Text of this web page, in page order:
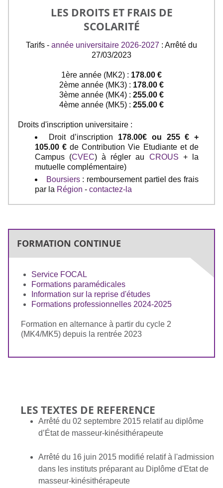
LES DROITS ET FRAIS DE
SCOLARITÉ
Tarifs - année universitaire 2026-2027 : Arrêté du
27/03/2023
1ère année (MK2) : 178.00 €
2ème année (MK3) : 178.00 €
3ème année (MK4) : 255.00 €
4ème année (MK5) : 255.00 €
Droits d'inscription universitaire :
Droit d’inscription 178.00€ ou 255 € +
105.00 €de Contribution Vie Etudiante et de
Campus (CVEC) à régler au CROUS + la
mutuelle complémentaire)
Boursiers: remboursement partiel des frais
par la Région - contactez-la
FORMATION CONTINUE
Service FOCAL
Formations paramédicales
Information sur la reprise d'études
Formations professionnelles 2024-2025
Formation en alternance à partir du cycle 2
(MK4/MK5) depuis la rentrée 2023
LES TEXTES DE REFERENCE
Arrêté du 02 septembre 2015 relatif au diplôme
d’État de masseur-kinésithérapeute
Arrêté du 16 juin 2015 modifié relatif à l'admission
dans les instituts préparant au Diplôme d'Etat de
masseur-kinésithérapeute